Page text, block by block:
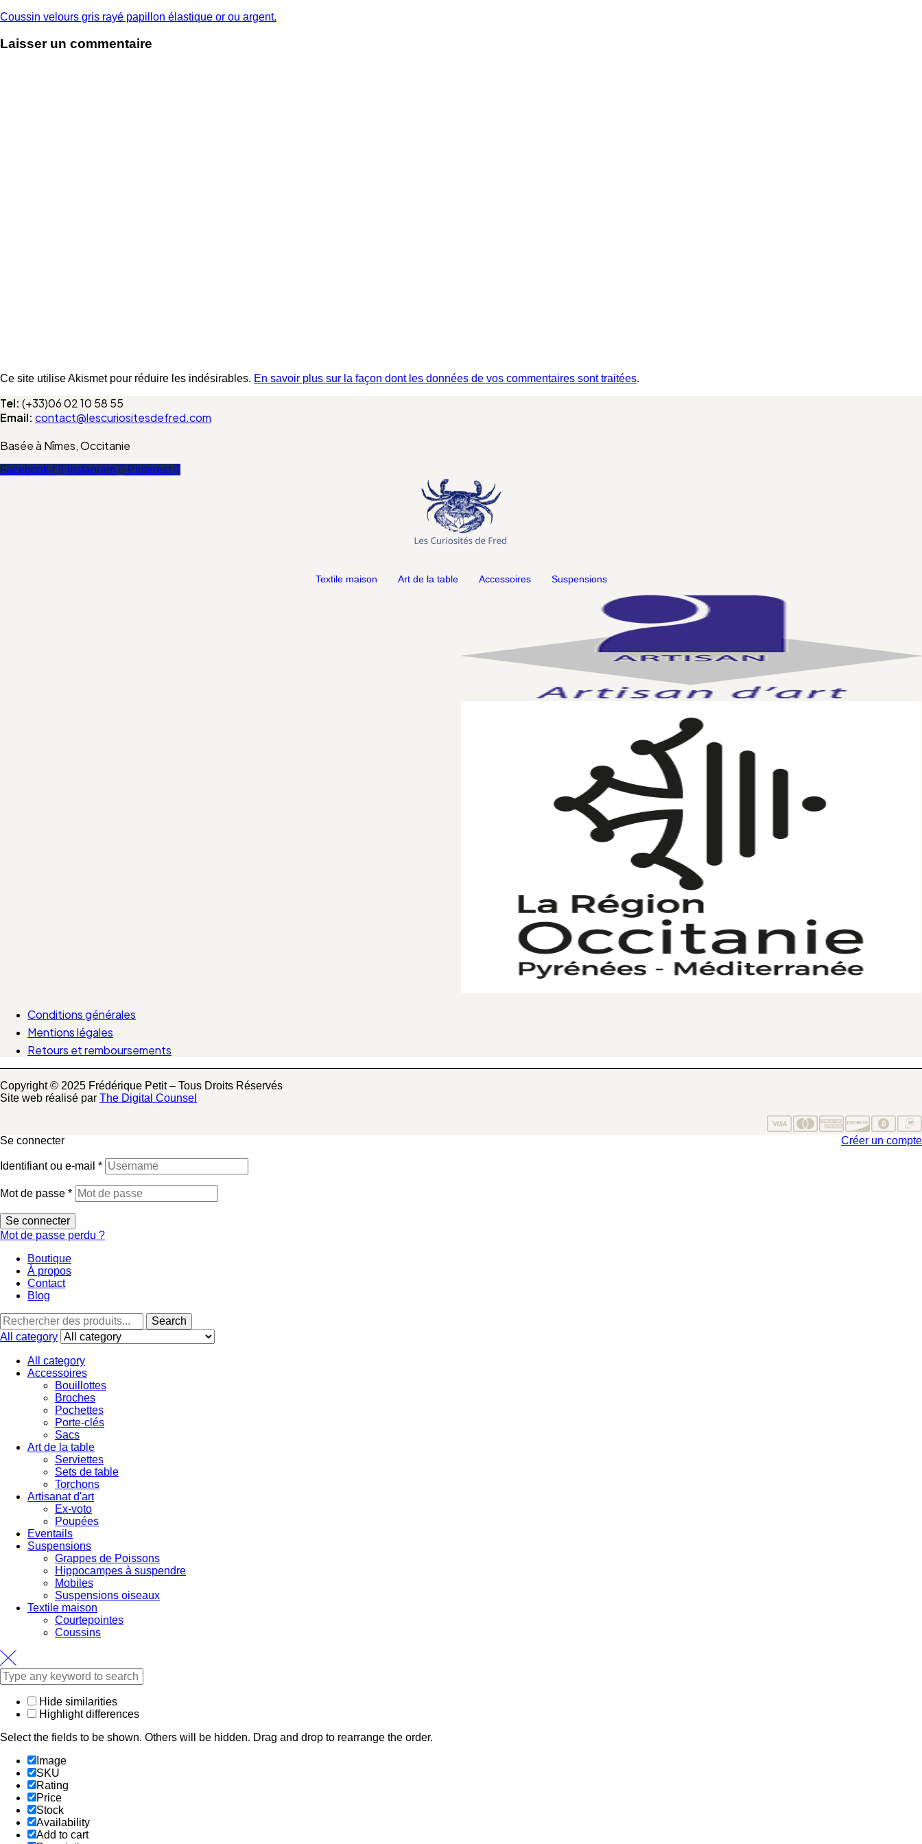
Navigation
de
Coussin velours gris rayé papillon élastique or ou argent.
Laisser un commentaire
Ce site utilise Akismet pour réduire les indésirables. En savoir plus sur la façon dont les données de vos commentaires sont traitées.
Tel: (+33)06 02 10 58 55
Email: contact@lescuriositesdefred.com
Basée à Nîmes, Occitanie
Facebook-f Instagram Pinterest
Textile maison Art de la table Accessoires Suspensions
Conditions générales
Mentions légales
Retours et remboursements
Copyright © 2025 Frédérique Petit – Tous Droits Réservés
Site web réalisé par The Digital Counsel
Se connecter Créer un compte
Identifiant ou e-mail *
Mot de passe *
Se connecter
Mot de passe perdu ?
Boutique
À propos
Contact
Blog
Search
for:
Search
All category
All category
Accessoires
Bouillottes
Broches
Pochettes
Porte-clés
Sacs
Art de la table
Serviettes
Sets de table
Torchons
Artisanat d'art
Ex-voto
Poupées
Eventails
Suspensions
Grappes de Poissons
Hippocampes à suspendre
Mobiles
Suspensions oiseaux
Textile maison
Courtepointes
Coussins
Hide similarities
Highlight differences
Select the fields to be shown. Others will be hidden. Drag and drop to rearrange the order.
Image
SKU
Rating
Price
Stock
Availability
Add to cart